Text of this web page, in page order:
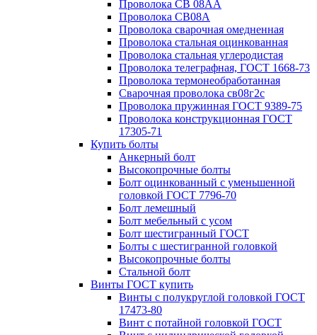
Проволока СВ 08АА
Проволока СВ08А
Проволока сварочная омедненная
Проволока стальная оцинкованная
Проволока стальная углеродистая
Проволока телеграфная, ГОСТ 1668-73
Проволока термонеобработанная
Сварочная проволока св08г2с
Проволока пружинная ГОСТ 9389-75
Проволока конструкционная ГОСТ
17305-71
Купить болты
Анкерный болт
Высокопрочные болты
Болт оцинкованный с уменьшенной
головкой ГОСТ 7796-70
Болт лемешный
Болт мебельный с усом
Болт шестигранный ГОСТ
Болты с шестигранной головкой
Высокопрочные болты
Стальной болт
Винты ГОСТ купить
Винты с полукруглой головкой ГОСТ
17473-80
Винт с потайной головкой ГОСТ